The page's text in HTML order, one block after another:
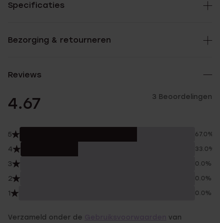
Specificaties
Bezorging & retourneren
Reviews
4.67 3 Beoordelingen
5 67.0%
4 33.0%
3 0.0%
2 0.0%
1 0.0%
Verzameld onder de
van